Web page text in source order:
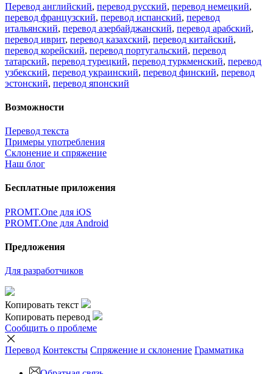
Перевод английский, перевод русский, перевод немецкий,
перевод французский, перевод испанский, перевод
итальянский, перевод азербайджанский, перевод арабский,
перевод иврит, перевод казахский, перевод китайский,
перевод корейский, перевод португальский, перевод
татарский, перевод турецкий, перевод туркменский, перевод
узбекский, перевод украинский, перевод финский, перевод
эстонский, перевод японский
Возможности
Перевод текста
Примеры употребления
Склонение и спряжение
Наш блог
Бесплатные приложения
PROMT.One для iOS
PROMT.One для Android
Предложения
Для разработчиков
Копировать текст
Копировать перевод
Сообщить о проблеме
Перевод Контексты Спряжение и склонение Грамматика